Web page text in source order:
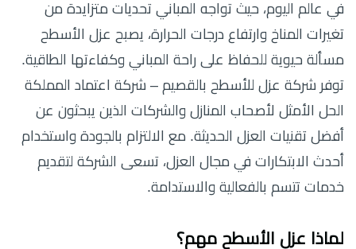
في عالم اليوم، حيث تواجه المباني تحديات متزايدة من
تغيرات المناخ وارتفاع درجات الحرارة، يصبح عزل الأسطح
مسألة حيوية للحفاظ على راحة المباني وكفاءتها الطاقية.
توفر شركة عزل للأسطح بالقصيم – شركة اعتماد المملكة
الحل الأمثل لأصحاب المنازل والشركات الذين يبحثون عن
أفضل تقنيات العزل الحديثة. مع الالتزام بالجودة واستخدام
أحدث الابتكارات في مجال العزل، تسعى الشركة لتقديم
خدمات تتسم بالفعالية والاستدامة.
لماذا عزل الأسطح مهم؟